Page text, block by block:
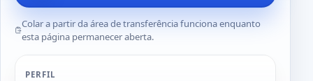
Colar a partir da área de transferência funciona enquanto
esta página permanecer aberta.
PERFIL